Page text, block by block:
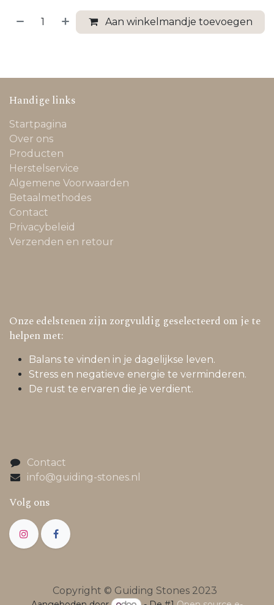
Aan winkelmandje toevoegen
Handige links
Startpagina
Over ons
Producten
Herstelservice
Algemene Voorwaarden
Betaalmethodes
Contact
Privacybeleid
Verzenden en retour
Onze edelstenen zijn zorgvuldig geselecteerd om je te
helpen met:
Balans te vinden in je dagelijkse leven.
Stress en negatieve energie te verminderen.
De rust te ervaren die je verdient.
Contact
info@guiding-stones.nl
Volg ons
Copyright © Guiding Stones 2023